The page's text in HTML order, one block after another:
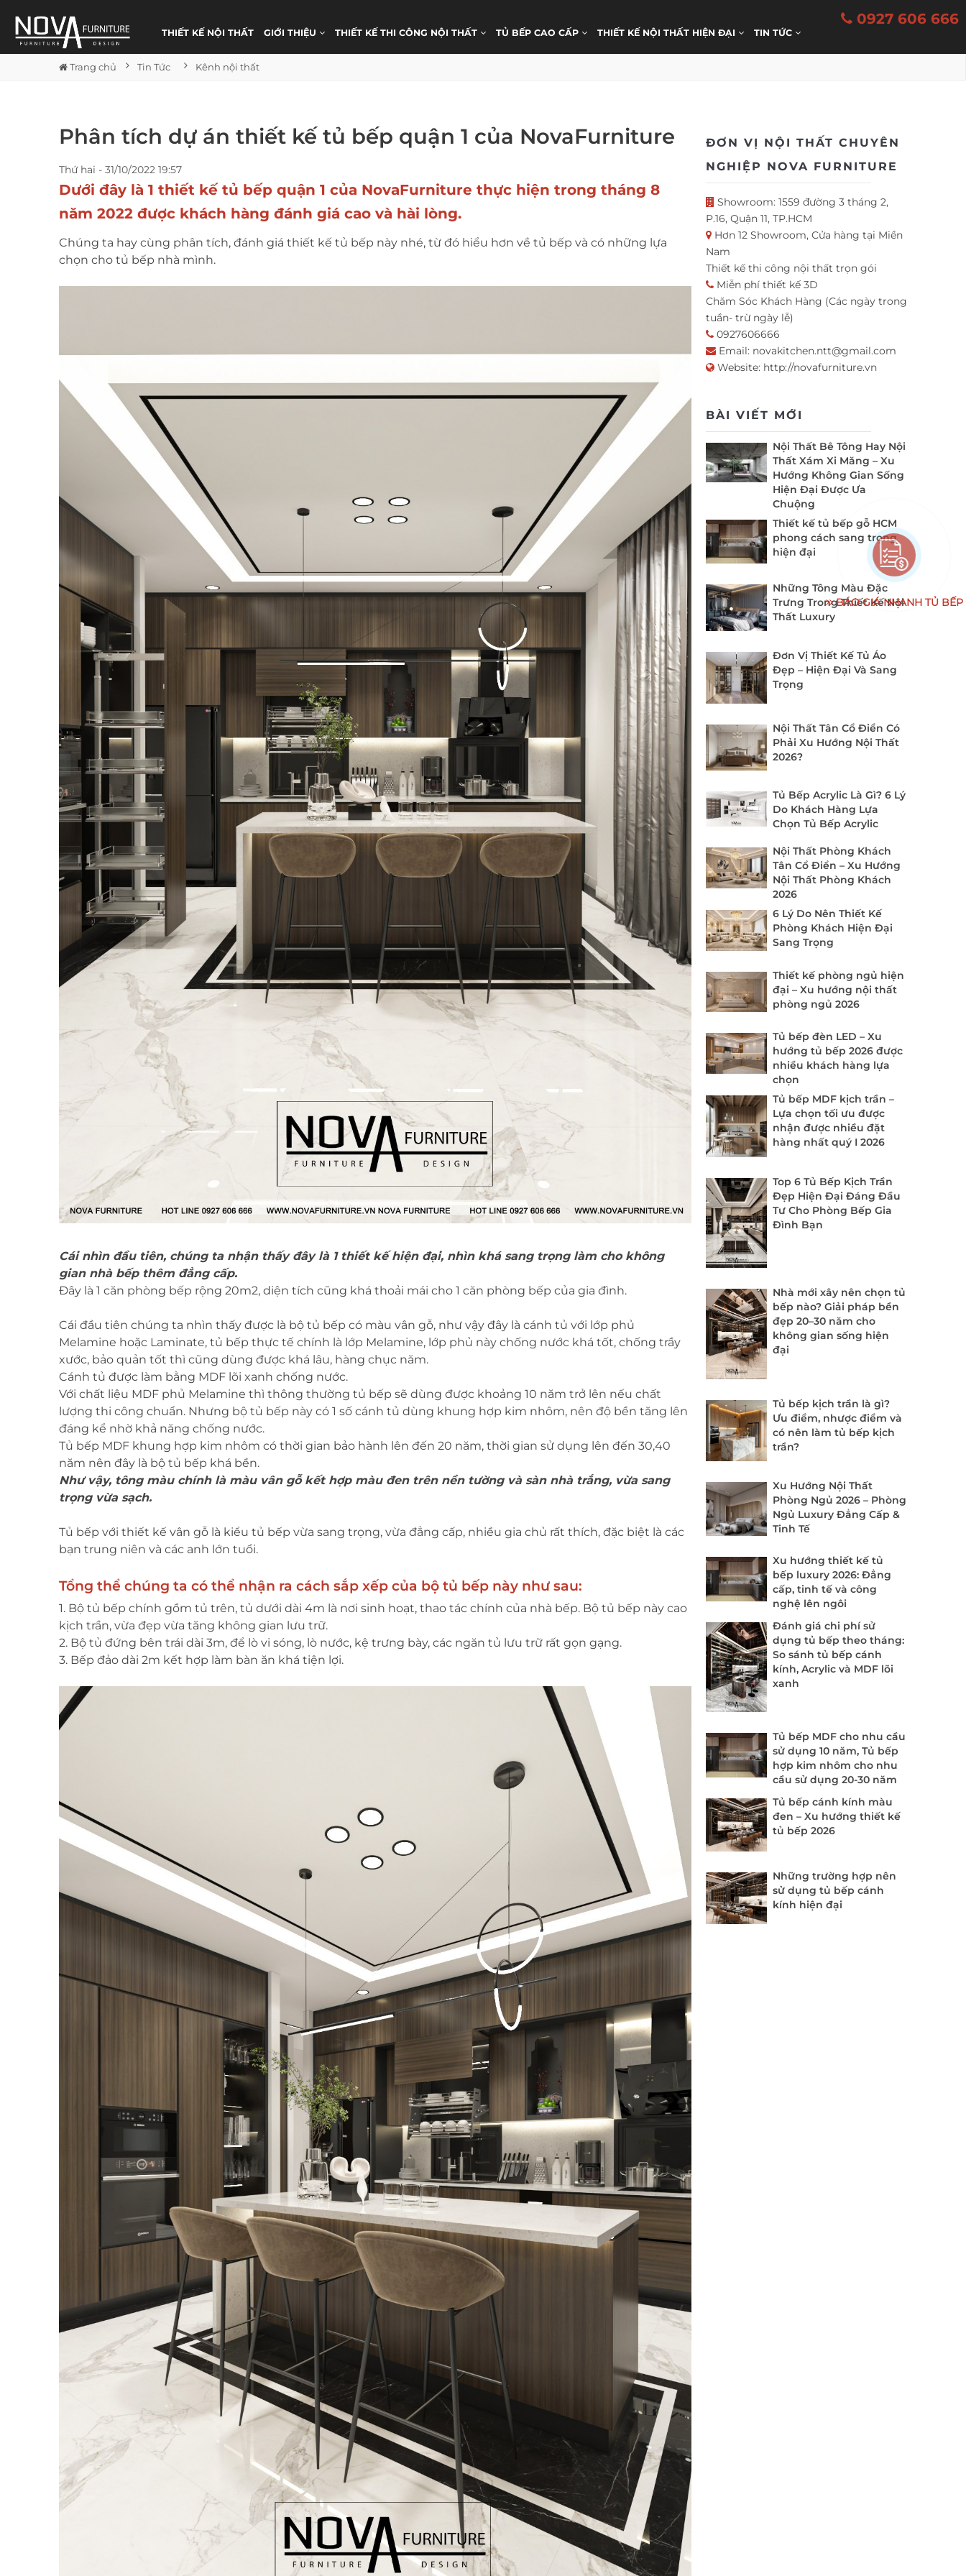
0927 606 666
THIẾT KẾ NỘI THẤT GIỚI THIỆU THIẾT KẾ THI CÔNG NỘI THẤT TỦ BẾP CAO CẤP THIẾT KẾ NỘI THẤT HIỆN ĐẠI TIN TỨC
Trang chủ Tin Tức Kênh nội thất
Phân tích dự án thiết kế tủ bếp quận 1 của NovaFurniture
Thứ hai - 31/10/2022 19:57
Dưới đây là 1 thiết kế tủ bếp quận 1 của NovaFurniture thực hiện trong tháng 8
năm 2022 được khách hàng đánh giá cao và hài lòng.
Chúng ta hay cùng phân tích, đánh giá thiết kế tủ bếp này nhé, từ đó hiểu hơn về tủ bếp và có những lựa
chọn cho tủ bếp nhà mình.
Cái nhìn đầu tiên, chúng ta nhận thấy đây là 1 thiết kế hiện đại, nhìn khá sang trọng làm cho không
gian nhà bếp thêm đẳng cấp.
Đây là 1 căn phòng bếp rộng 20m2, diện tích cũng khá thoải mái cho 1 căn phòng bếp của gia đình.
Cái đầu tiên chúng ta nhìn thấy được là bộ tủ bếp có màu vân gỗ, như vậy đây là cánh tủ với lớp phủ
Melamine hoặc Laminate, tủ bếp thực tế chính là lớp Melamine, lớp phủ này chống nước khá tốt, chống trầy
xước, bảo quản tốt thì cũng dùng được khá lâu, hàng chục năm.
Cánh tủ được làm bằng MDF lõi xanh chống nước.
Với chất liệu MDF phủ Melamine thì thông thường tủ bếp sẽ dùng được khoảng 10 năm trở lên nếu chất
lượng thi công chuẩn. Nhưng bộ tủ bếp này có 1 số cánh tủ dùng khung hợp kim nhôm, nên độ bền tăng lên
đáng kể nhờ khả năng chống nước.
Tủ bếp MDF khung hợp kim nhôm có thời gian bảo hành lên đến 20 năm, thời gian sử dụng lên đến 30,40
năm nên đây là bộ tủ bếp khá bền.
Như vậy, tông màu chính là màu vân gỗ kết hợp màu đen trên nền tường và sàn nhà trắng, vừa sang
trọng vừa sạch.
Tủ bếp với thiết kế vân gỗ là kiểu tủ bếp vừa sang trọng, vừa đẳng cấp, nhiều gia chủ rất thích, đặc biệt là các
bạn trung niên và các anh lớn tuổi.
Tổng thể chúng ta có thể nhận ra cách sắp xếp của bộ tủ bếp này như sau:
1. Bộ tủ bếp chính gồm tủ trên, tủ dưới dài 4m là nơi sinh hoạt, thao tác chính của nhà bếp. Bộ tủ bếp này cao
kịch trần, vừa đẹp vừa tăng không gian lưu trữ.
2. Bộ tủ đứng bên trái dài 3m, để lò vi sóng, lò nước, kệ trưng bày, các ngăn tủ lưu trữ rất gọn gạng.
3. Bếp đảo dài 2m kết hợp làm bàn ăn khá tiện lợi.
ĐƠN VỊ NỘI THẤT CHUYÊN
NGHIỆP NOVA FURNITURE
Showroom: 1559 đường 3 tháng 2,
P.16, Quận 11, TP.HCM
Hơn 12 Showroom, Cửa hàng tại Miền
Nam
Thiết kế thi công nội thất trọn gói
Miễn phí thiết kế 3D
Chăm Sóc Khách Hàng (Các ngày trong
tuần- trừ ngày lễ)
0927606666
Email: novakitchen.ntt@gmail.com
Website: http://novafurniture.vn
BÀI VIẾT MỚI
Nội Thất Bê Tông Hay Nội
Thất Xám Xi Măng – Xu
Hướng Không Gian Sống
Hiện Đại Được Ưa
Chuộng
Thiết kế tủ bếp gỗ HCM
phong cách sang trọng
hiện đại
Những Tông Màu Đặc
Trưng Trong Thiết Kế Nội
Thất Luxury
Đơn Vị Thiết Kế Tủ Áo
Đẹp – Hiện Đại Và Sang
Trọng
Nội Thất Tân Cổ Điển Có
Phải Xu Hướng Nội Thất
2026?
Tủ Bếp Acrylic Là Gì? 6 Lý
Do Khách Hàng Lựa
Chọn Tủ Bếp Acrylic
Nội Thất Phòng Khách
Tân Cổ Điển – Xu Hướng
Nội Thất Phòng Khách
2026
6 Lý Do Nên Thiết Kế
Phòng Khách Hiện Đại
Sang Trọng
Thiết kế phòng ngủ hiện
đại – Xu hướng nội thất
phòng ngủ 2026
Tủ bếp đèn LED – Xu
hướng tủ bếp 2026 được
nhiều khách hàng lựa
chọn
Tủ bếp MDF kịch trần –
Lựa chọn tối ưu được
nhận được nhiều đặt
hàng nhất quý I 2026
Top 6 Tủ Bếp Kịch Trần
Đẹp Hiện Đại Đáng Đầu
Tư Cho Phòng Bếp Gia
Đình Bạn
Nhà mới xây nên chọn tủ
bếp nào? Giải pháp bền
đẹp 20–30 năm cho
không gian sống hiện
đại
Tủ bếp kịch trần là gì?
Ưu điểm, nhược điểm và
có nên làm tủ bếp kịch
trần?
Xu Hướng Nội Thất
Phòng Ngủ 2026 – Phòng
Ngủ Luxury Đẳng Cấp &
Tinh Tế
Xu hướng thiết kế tủ
bếp luxury 2026: Đẳng
cấp, tinh tế và công
nghệ lên ngôi
Đánh giá chi phí sử
dụng tủ bếp theo tháng:
So sánh tủ bếp cánh
kính, Acrylic và MDF lõi
xanh
Tủ bếp MDF cho nhu cầu
sử dụng 10 năm, Tủ bếp
hợp kim nhôm cho nhu
cầu sử dụng 20-30 năm
Tủ bếp cánh kính màu
đen – Xu hướng thiết kế
tủ bếp 2026
Những trường hợp nên
sử dụng tủ bếp cánh
kính hiện đại
BÁO GIÁ NHANH TỦ BẾP